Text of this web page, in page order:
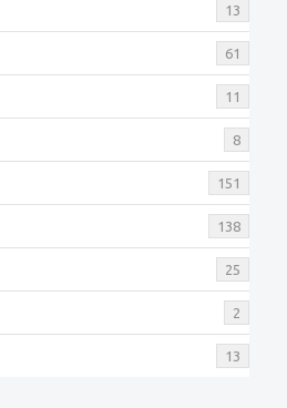
13
61
11
8
151
138
25
2
13